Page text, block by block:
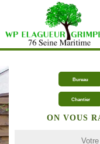
Bureau
Chantier
ON VOUS